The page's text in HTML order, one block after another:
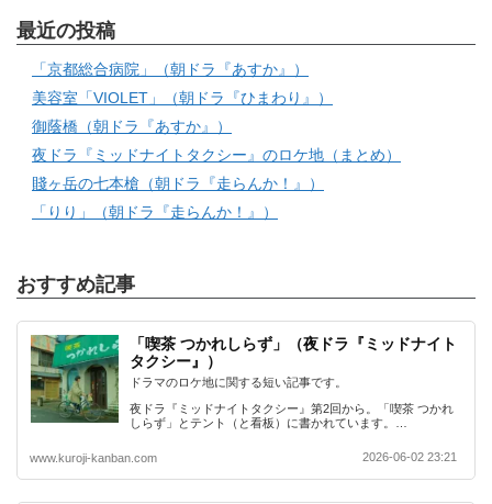
最近の投稿
「京都総合病院」（朝ドラ『あすか』）
美容室「VIOLET」（朝ドラ『ひまわり』）
御蔭橋（朝ドラ『あすか』）
夜ドラ『ミッドナイトタクシー』のロケ地（まとめ）
賤ヶ岳の七本槍（朝ドラ『走らんか！』）
「りり」（朝ドラ『走らんか！』）
おすすめ記事
「喫茶 つかれしらず」（夜ドラ『ミッドナイト
タクシー』）
ドラマのロケ地に関する短い記事です。
夜ドラ『ミッドナイトタクシー』第2回から。「喫茶 つかれ
しらず」とテント（と看板）に書かれています。…
www.kuroji-kanban.com 2026-06-02 23:21